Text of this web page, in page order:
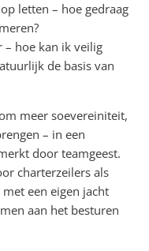
letten – hoe gedraag
– hoe kan ik veilig
de basis van
meer soevereiniteit,
– in een
door teamgeest.
charterzeilers als
een eigen jacht
aan het besturen